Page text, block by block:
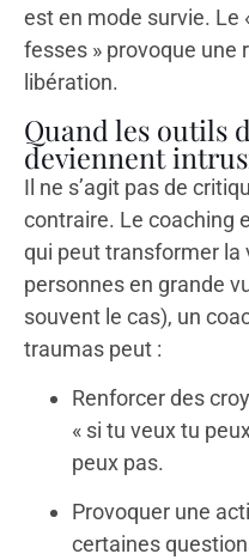
est en mode survie. Le
fesses » provoque une
libération.
Quand les outils
deviennent
Il ne s’agit pas de
contraire. Le coaching
qui peut transformer la
personnes en grande
souvent le cas), un
traumas peut :
Renforcer des
« si tu veux tu
peux pas.
Provoquer une
certaines